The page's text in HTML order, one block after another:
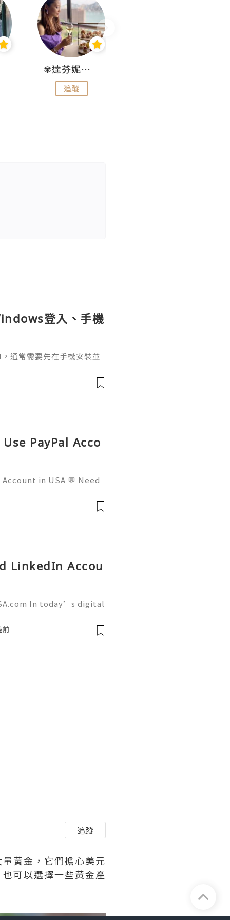
✾達芬妮•愛孩子•愛生活✾
追蹤
登入、手機
通常需要先在手機安裝並
PayPal Acco
in USA 💬 Need
Telegram: @usamarket
LinkedIn Accou
In today’s digital
like LinkedIn play
前
追蹤
黃金，它們擔心美元
可以選擇一些黃金產